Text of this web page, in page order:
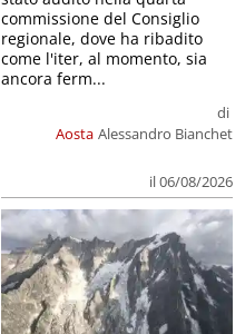
Aosta
di
Alessandro Bianchet
il 06/08/2026
commissione del Consiglio
regionale, dove ha ribadito
come l'iter, al momento, sia
ancora ferm...